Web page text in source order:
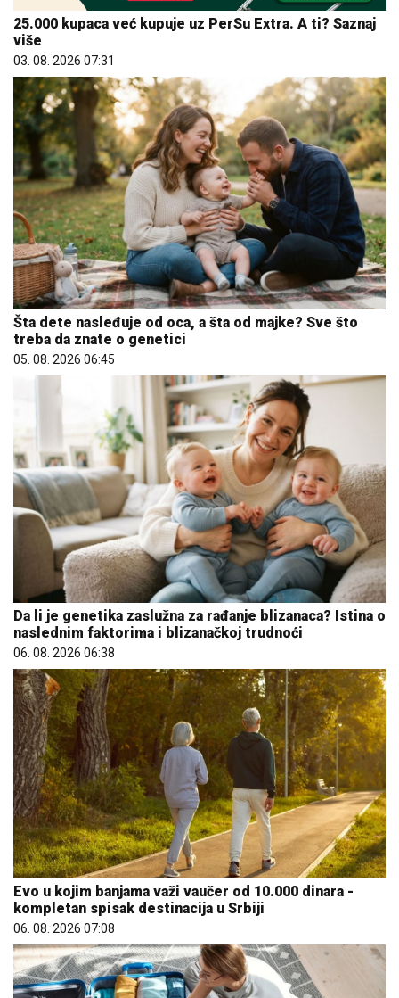
25.000 kupaca već kupuje uz PerSu Extra. A ti? Saznaj
više
03. 08. 2026 07:31
Šta dete nasleđuje od oca, a šta od majke? Sve što
treba da znate o genetici
05. 08. 2026 06:45
Da li je genetika zaslužna za rađanje blizanaca? Istina o
naslednim faktorima i blizanačkoj trudnoći
06. 08. 2026 06:38
Evo u kojim banjama važi vaučer od 10.000 dinara -
kompletan spisak destinacija u Srbiji
06. 08. 2026 07:08